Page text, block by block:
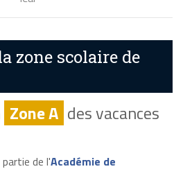
zone scolaire de
Zone A des vacances
de l'Académie de